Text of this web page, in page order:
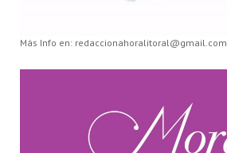
Más Info en: redaccionahoralitoral@gmail.com